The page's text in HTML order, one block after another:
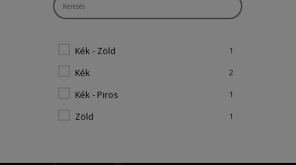
Kék - Zöld 1
Kék 2
Kék - Piros 1
Zöld 1